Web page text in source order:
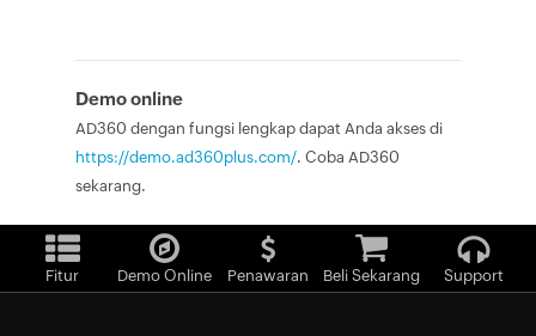
Demo online
AD360 dengan fungsi lengkap dapat Anda akses di
https://demo.ad360plus.com/. Coba AD360
sekarang.
Fitur Demo Online Penawaran Beli Sekarang Support